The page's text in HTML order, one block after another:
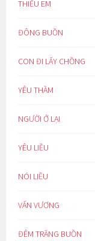
THIẾU EM
ĐÔNG BUỒN
CON ĐI LẤY CHỒNG
YÊU THẦM
NGƯỜI Ở LẠI
YÊU LIỀU
NÓI LIỀU
VẤN VƯƠNG
ĐÊM TRĂNG BUỒN